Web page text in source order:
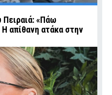
Πειραιά: «Πάω
Η απίθανη ατάκα στην